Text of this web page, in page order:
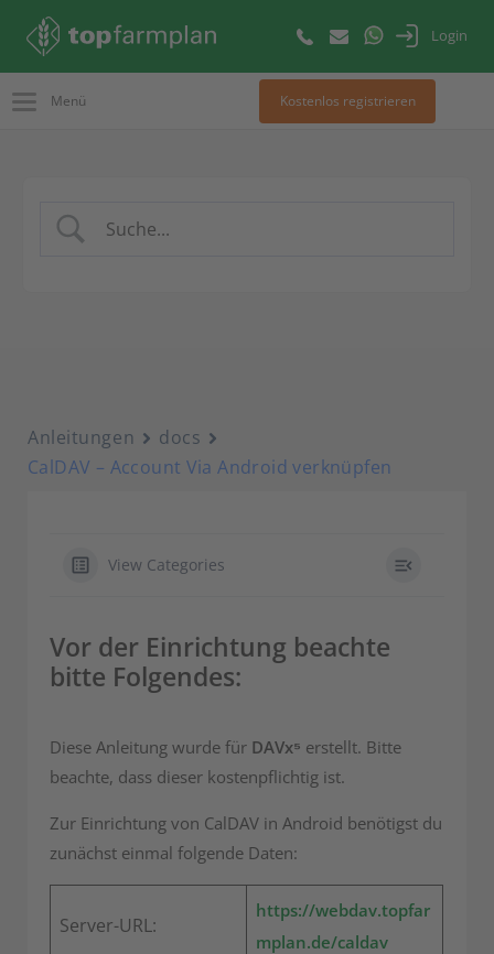
Login
Menü Kostenlos registrieren
Anleitungen
docs
CalDAV – Account Via Android verknüpfen
View Categories
Vor der Einrichtung beachte
bitte Folgendes:
Diese Anleitung wurde für DAVx⁵ erstellt. Bitte
beachte, dass dieser kostenpflichtig ist.
Zur Einrichtung von CalDAV in Android benötigst du
zunächst einmal folgende Daten:
Server-URL:
https://webdav.topfar
mplan.de/caldav